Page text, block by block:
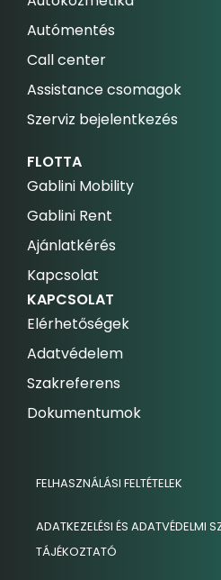
Autómentés
Call center
Assistance csomagok
Szerviz bejelentkezés
FLOTTA
Gablini Mobility
Gablini Rent
Ajánlatkérés
Kapcsolat
KAPCSOLAT
Elérhetőségek
Adatvédelem
Szakreferens
Dokumentumok
FELHASZNÁLÁSI FELTÉTELEK
ADATKEZELÉSI ÉS ADATVÉDELMI
TÁJÉKOZTATÓ